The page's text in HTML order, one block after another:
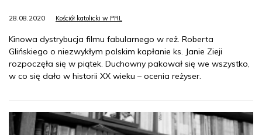
28.08.2020 Kościół katolicki w PRL
Kinowa dystrybucja filmu fabularnego w reż. Roberta
Glińskiego o niezwykłym polskim kapłanie ks. Janie Zieji
rozpoczęła się w piątek. Duchowny pakował się we wszystko,
w co się dało w historii XX wieku – ocenia reżyser.